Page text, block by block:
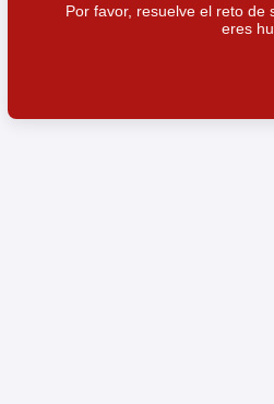
Por favor, resuelve el reto de
eres